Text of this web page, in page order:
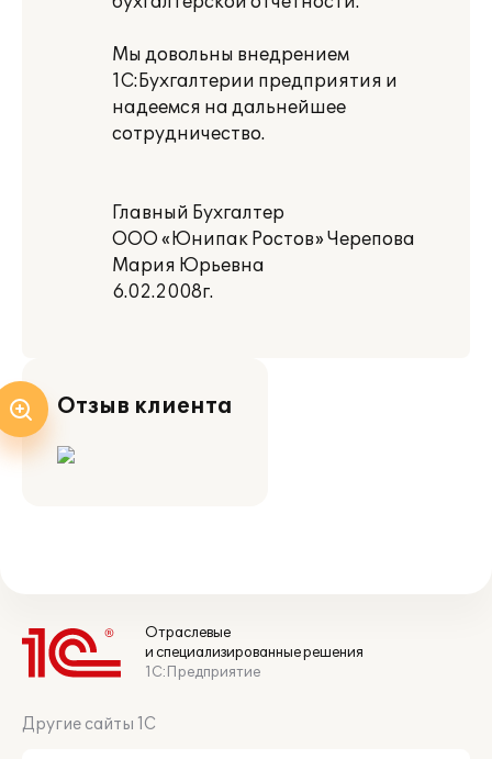
Мы довольны внедрением
1С:Бухгалтерии предприятия и
надеемся на дальнейшее
сотрудничество.
Главный Бухгалтер
ООО «Юнипак Ростов» Черепова
Мария Юрьевна
6.02.2008г.
Отзыв клиента
Отраслевые
и специализированные решения
1С:Предприятие
Другие сайты 1С